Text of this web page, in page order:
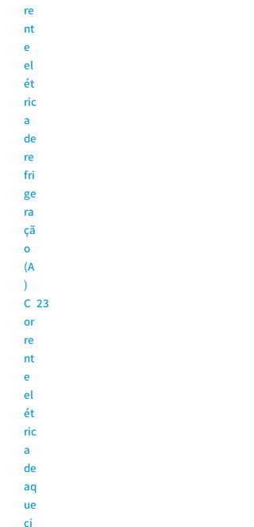
re
nt
e
el
ét
ric
a
de
re
fri
ge
ra
çã
o
(A
)
C
or
re
nt
e
el
ét
ric
a
de
aq
ue
ci
23